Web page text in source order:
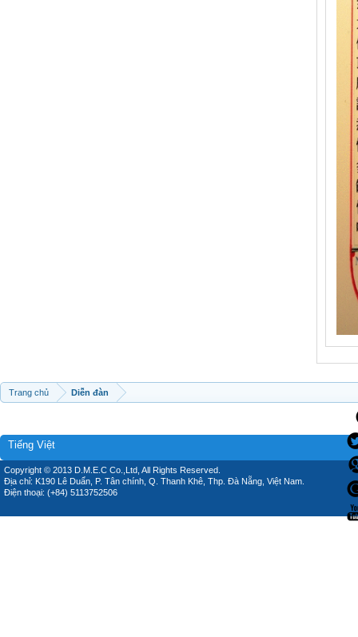
Trang chủ Diễn đàn
Tiếng Việt
Copyright © 2013 D.M.E.C Co.,Ltd, All Rights Reserved.
Địa chỉ: K190 Lê Duẩn, P. Tân chính, Q. Thanh Khê, Thp. Đà Nẵng, Việt Nam.
Điện thoại: (+84) 5113752506